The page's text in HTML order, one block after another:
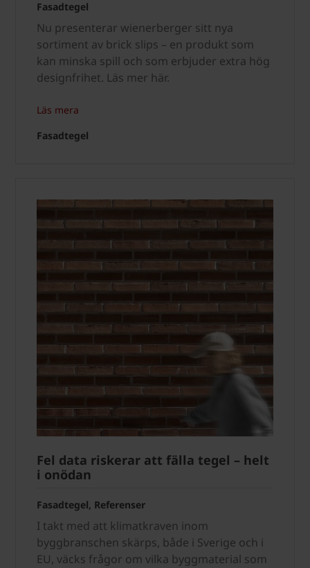
Fasadtegel
Nu presenterar wienerberger sitt nya
sortiment av brick slips – en produkt som
kan minska spill och som erbjuder extra hög
designfrihet. Läs mer här.
Läs mera
Fasadtegel
Fel data riskerar att fälla tegel – helt
i onödan
Fasadtegel, Referenser
I takt med att klimatkraven inom
byggbranschen skärps, både i Sverige och i
EU, väcks frågor om vilka byggmaterial som